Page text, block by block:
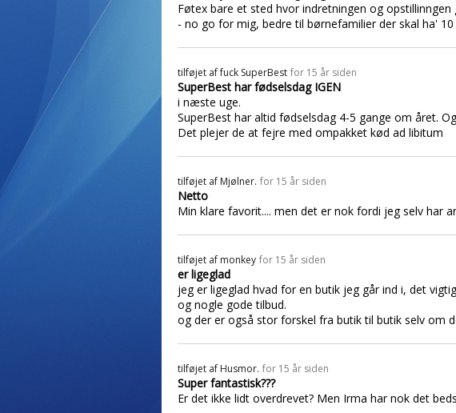
Føtex bare et sted hvor indretningen og
- no go for mig, bedre til børnefamilier der skal ha'
tilføjet affuck SuperBest for 15 år siden
SuperBest har fødselsdag IGEN
i næste uge.
SuperBest har altid fødselsdag 4-5 gange om året.
Det plejer de at fejre med ompakket kød ad libitum
tilføjet af Mjølner. for 15 år siden
Netto
Min klare favorit.... men det er nok fordi jeg selv har
tilføjet af monkey for 15 år siden
er ligeglad
jeg er ligeglad hvad for en butik jeg går ind i, det
og nogle gode tilbud.
og der er også stor forskel fra butik til butik selv om
tilføjet af Husmor. for 15 år siden
Super fantastisk???
Er det ikke lidt overdrevet? Men Irma har nok det